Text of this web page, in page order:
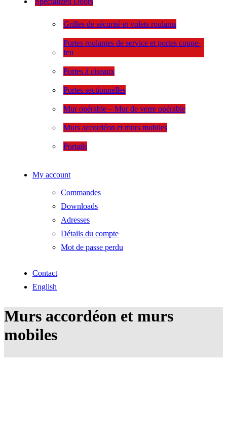
Grilles de sécurité et volets roulants
Portes roulantes de service et portes coupe-
feu
Portes à ciseaux
Portes sectionnelles
Mur opérable – Mur de verre opérable
Murs accordéon et murs mobiles
Portails
My account
Commandes
Downloads
Adresses
Détails du compte
Mot de passe perdu
Contact
English
Murs accordéon et murs
mobiles